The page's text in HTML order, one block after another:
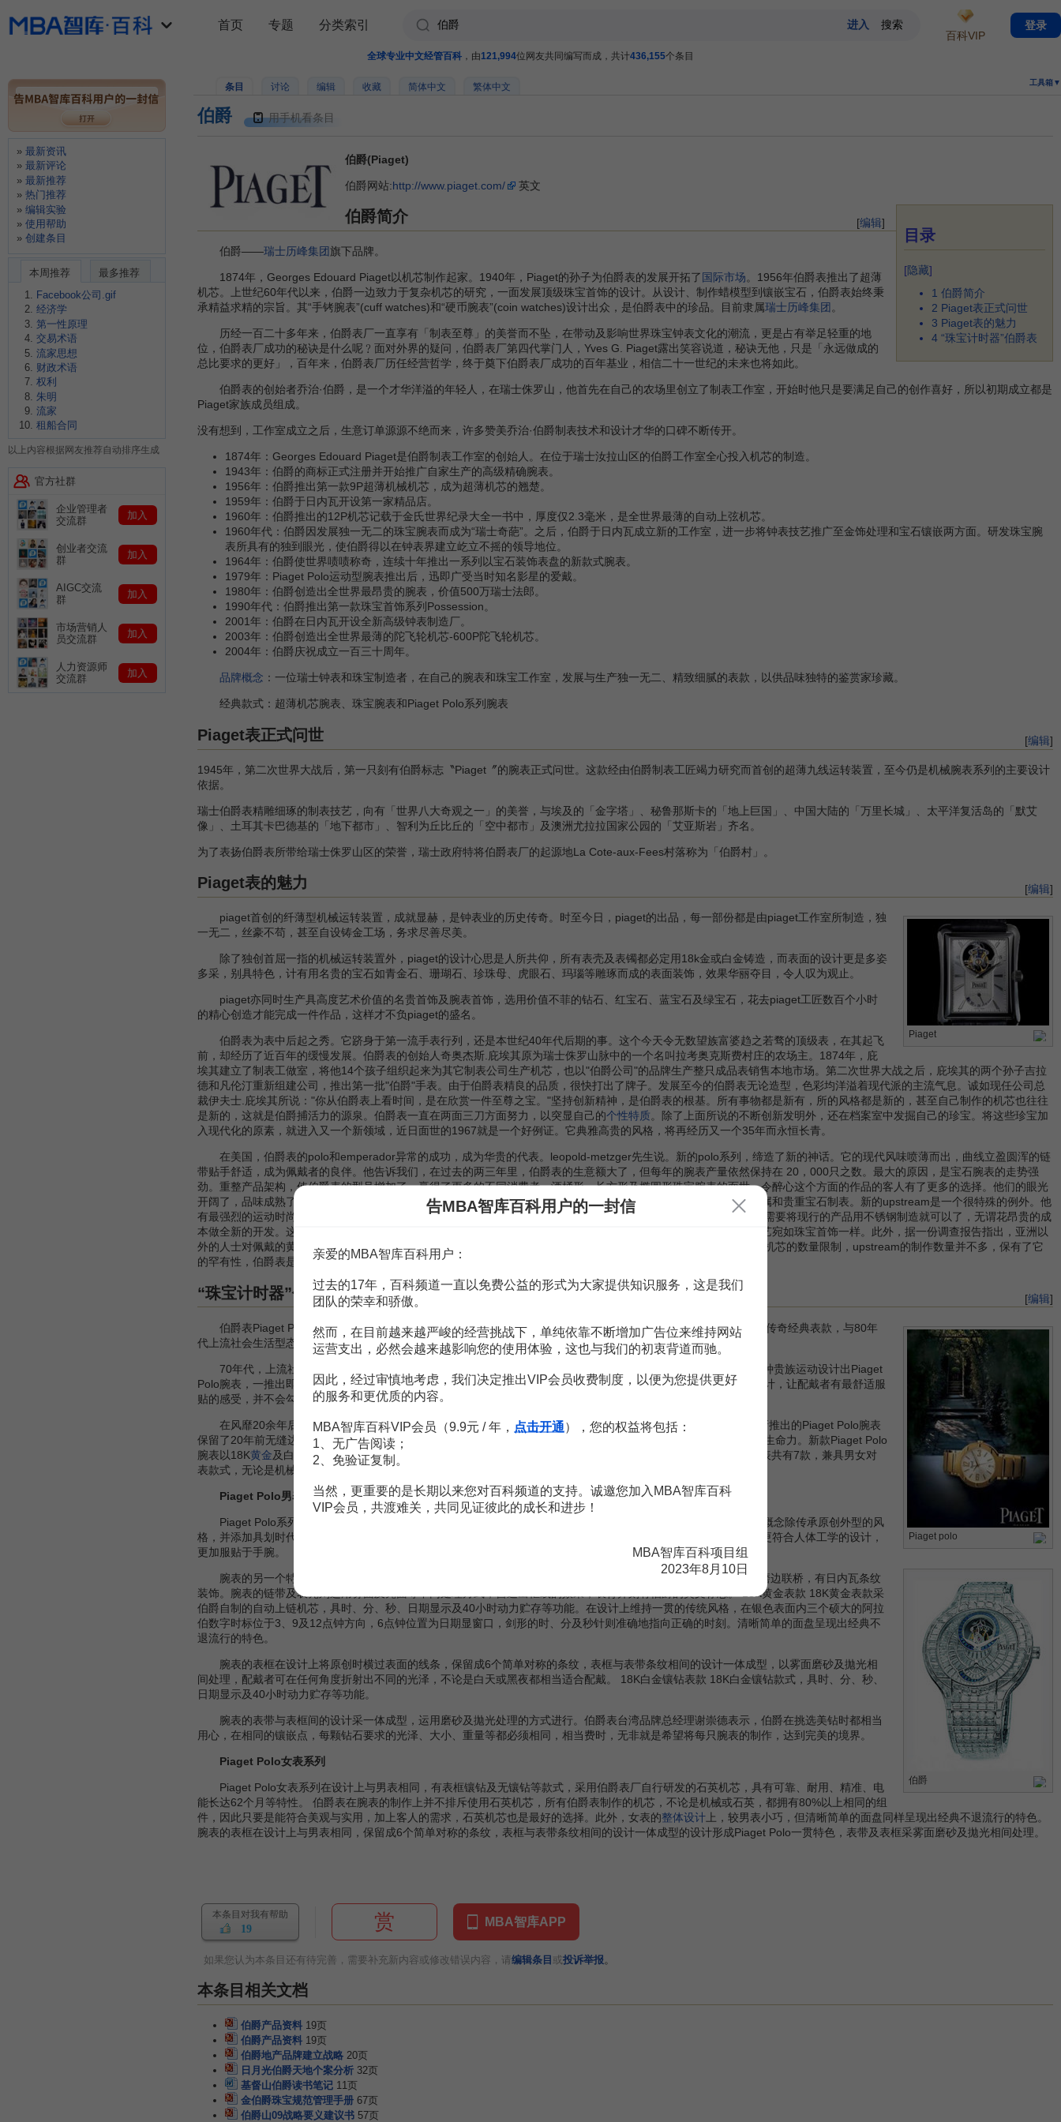
全球专业中文经管百科 ，由121,994位网友共同编写而成，共计436,155个条目
条目 讨论 编辑 收藏 简体中文 繁体中文 工具箱▼
伯爵 用手机看条目
伯爵(Piaget)
伯爵网站:http://www.piaget.com/ 英文
目录
[隐藏]
1 伯爵简介
2 Piaget表正式问世
3 Piaget表的魅力
4 “珠宝计时器”伯爵表
[编辑]
伯爵简介
伯爵——瑞士历峰集团旗下品牌。
1874年，Georges Edouard Piaget以机芯制作起家。1940年，Piaget的孙子为伯爵表的发展开拓了 国际市场。1956年伯爵表推出了超薄
机芯。上世纪60年代以来，伯爵一边致力于复杂机芯的研究，一面发展顶级珠宝首饰的设计。从设计、制作蜡模型到镶嵌宝石，伯爵表始终秉
承精益求精的宗旨。其“手铐腕表”(cuff watches)和“硬币腕表”(coin watches)设计出众，是伯爵表中的珍品。目前隶属瑞士历峰集团 。
历经一百二十多年来，伯爵表厂一直享有「制表至尊」的美誉而不坠，在带动及影响世界珠宝钟表文化的潮流，更是占有举足轻重的地
位，伯爵表厂成功的秘诀是什么呢﹖面对外界的疑问，伯爵表厂第四代掌门人，Yves G. Piaget露出笑容说道，秘诀无他，只是「永远做成的
总比要求的更好」，百年来，伯爵表厂历任经营哲学，终于奠下伯爵表厂成功的百年基业，相信二十一世纪的未来也将如此。
伯爵表的创始者乔治·伯爵，是一个才华洋溢的年轻人，在瑞士侏罗山，他首先在自己的农场里创立了制表工作室，开始时他只是要满足自己的创作喜好，所以初期成立都是
Piaget家族成员组成。
没有想到，工作室成立之后，生意订单源源不绝而来，许多赞美乔治·伯爵制表技术和设计才华的口碑不断传开。
1874年：Georges Edouard Piaget是伯爵制表工作室的创始人。在位于瑞士汝拉山区的伯爵工作室全心投入机芯的制造。
1943年：伯爵的商标正式注册并开始推广自家生产的高级精确腕表。
1956年：伯爵推出第一款9P超薄机械机芯，成为超薄机芯的翘楚。
1959年：伯爵于日内瓦开设第一家精品店。
1960年：伯爵推出的12P机芯记载于金氏世界纪录大全一书中，厚度仅2.3毫米，是全世界最薄的自动上弦机芯。
1960年代：伯爵因发展独一无二的珠宝腕表而成为“瑞士奇葩”。之后，伯爵于日内瓦成立新的工作室，进一步将钟表技艺推广至金饰处理和宝石镶嵌两方面。研发珠宝腕
表所具有的独到眼光，使伯爵得以在钟表界建立屹立不摇的领导地位。
1964年：伯爵使世界啧啧称奇，连续十年推出一系列以宝石装饰表盘的新款式腕表。
1979年：Piaget Polo运动型腕表推出后，迅即广受当时知名影星的爱戴。
1980年：伯爵创造出全世界最昂贵的腕表，价值500万瑞士法郎。
1990年代：伯爵推出第一款珠宝首饰系列Possession。
2001年：伯爵在日内瓦开设全新高级钟表制造厂。
2003年：伯爵创造出全世界最薄的陀飞轮机芯-600P陀飞轮机芯。
2004年：伯爵庆祝成立一百三十周年。
品牌概念 ：一位瑞士钟表和珠宝制造者，在自己的腕表和珠宝工作室，发展与生产独一无二、精致细腻的表款，以供品味独特的鉴赏家珍藏。
经典款式：超薄机芯腕表、珠宝腕表和Piaget Polo系列腕表
[编辑]
Piaget表正式问世
1945年，第二次世界大战后，第一只刻有伯爵标志〝Piaget〞的腕表正式问世。这款经由伯爵制表工匠竭力研究而首创的超薄九线运转装置，至今仍是机械腕表系列的主要设计
依据。
瑞士伯爵表精雕细琢的制表技艺，向有「世界八大奇观之一」的美誉，与埃及的「金字塔」、秘鲁那斯卡的「地上巨国」、中国大陆的「万里长城」、太平洋复活岛的「默艾
像」、土耳其卡巴德基的「地下都市」、智利为丘比丘的「空中都市」及澳洲尤拉拉国家公园的「艾亚斯岩」齐名。
为了表扬伯爵表所带给瑞士侏罗山区的荣誉，瑞士政府特将伯爵表厂的起源地La Cote-aux-Fees村落称为「伯爵村」。
[编辑]
Piaget表的魅力
Piaget
piaget首创的纤薄型机械运转装置，成就显赫，是钟表业的历史传奇。时至今日，piaget的出品，每一部份都是由piaget工作室所制造，独
一无二，丝豪不苟，甚至自设铸金工场，务求尽善尽美。
除了独创首屈一指的机械运转装置外，piaget的设计心思是人所共仰，所有表壳及表镯都必定用18k金或白金铸造，而表面的设计更是多姿
多采，别具特色，计有用名贵的宝石如青金石、珊瑚石、珍珠母、虎眼石、玛瑙等雕琢而成的表面装饰，效果华丽夺目，令人叹为观止。
piaget亦同时生产具高度艺术价值的名贵首饰及腕表首饰，选用价值不菲的钻石、红宝石、蓝宝石及绿宝石，花去piaget工匠数百个小时
的精心创造才能完成一件作品，这样才不负piaget的盛名。
伯爵表为表中后起之秀。它跻身于第一流手表行列，还是本世纪40年代后期的事。这个今天令无数望族富婆趋之若骛的顶级表，在其起飞
前，却经历了近百年的缓慢发展。伯爵表的创始人奇奥杰斯.庇埃其原为瑞士侏罗山脉中的一个名叫拉考奥克斯费村庄的农场主。1874年，庇
埃其建立了制表工做室，将他14个孩子组织起来为其它制表公司生产机芯，也以"伯爵公司"的品牌生产整只成品表销售本地市场。第二次世界大战之后，庇埃其的两个孙子吉拉
德和凡伦汀重新组建公司，推出第一批"伯爵"手表。由于伯爵表精良的品质，很快打出了牌子。发展至今的伯爵表无论造型，色彩均洋溢着现代派的主流气息。诚如现任公司总
裁伊夫士.庇埃其所说："你从伯爵表上看时间，是在欣赏一件至尊之宝。"坚持创新精神，是伯爵表的根基。所有事物都是新有，所的风格都是新的，甚至自己制作的机芯也往往
是新的，这就是伯爵捕活力的源泉。伯爵表一直在两面三刀方面努力，以突显自己的个性特质。除了上面所说的不断创新发明外，还在档案室中发掘自己的珍宝。将这些珍宝加
入现代化的原素，就进入又一个新领域，近日面世的1967就是一个好例证。它典雅高贵的风格，将再经历又一个35年而永恒长青。
在美国，伯爵表的polo和emperador异常的成功，成为华贵的代表。leopold-metzger先生说。新的polo系列，缔造了新的神话。它的现代风味喷薄而出，曲线立盈圆浑的链
带贴手舒适，成为佩戴者的良伴。他告诉我们，在过去的两三年里，伯爵表的生意额大了，但每年的腕表产量依然保持在 20，000只之数。最大的原因，是宝石腕表的走势强
劲。重整产品架构，使伯爵表的型号增加了，赢得了更多的不同消费者。酒桶形、长方形及椭圆形珠宝腕表的面世，令醉心这个方面的作品的客人有了更多的选择。他们的眼光
开阔了，品味成熟了，相应的培养也喜欢伯爵的癖好。伯爵表给自己订下的游戏规则没有改变，那就是坚持用贵重金属和贵重宝石制表。新的upstream是一个很特殊的例外。他
有最强烈的运动时尚个性，这样的道正是不锈钢所伏而为之的。upstream绝对不是入门价位的产品，否则，伯爵表只需要将现行的产品用不锈钢制造就可以了，无谓花昂贵的成
本做全新的开发。这是地球上独一无二的作品。它的链带构造匠心独运，一切至善至美。虽然是不锈钢，它采用的工艺宛如珠宝首饰一样。此外，据一份调查报告指出，亚洲以
外的人士对佩戴的黄金链带的腕表腕表有所抗拒。同样高贵的upstream，正好迎合了这种要求。而且，因为自行生产机芯的数量限制，upstream的制作数量并不多，保有了它
的罕有性，伯爵表是内地华人最喜欢的两三个品牌之一。
[编辑]
“珠宝计时器”伯爵表
Piaget polo
伯爵
伯爵表Piaget Polo1979年面世以来，一直是全球各地追求品味的人仕极想拥有的藏品。该表款之所以能成为当代传奇经典表款，与80年
代上流社会生活型态的改变有关。
70年代，上流社会盛行一股马球运动流行风潮，多数有品味的贵族都参与马球运动的竞赛，因此伯爵表厂专为这种贵族运动设计出Piaget
Polo腕表，一推出即深受推崇与爱戴。 腕表最初的创作理念具多种特色，包括一体成型的设计坚固耐用；符合手腕设计，让配戴者有最舒适服
贴的感受，并不会勾到衣物；亮面及雾面相间的设计；维持顶级的设计品味等。
在风靡20余年后，新一代Piaget Polo以崭新的面貌让世人重新体验80年代经典传奇与现代风华带来的震撼。 全新推出的Piaget Polo腕表
保留了20年前无缝边一体成型的设计，兼备了Piaget Polo的精要，并添加时尚新元素，呈现出古典与创新兼具的全新生命力。新款Piaget Polo
腕表以18K黄金及白金精铸，备有钻石款式及伯爵特有、自行研发的机芯，展现绝佳设计品味。全系列Piaget Polo腕表共有7款，兼具男女对
表款式，无论是机械或石英机芯，都融合了休闲与华贵的精髓，为崭新的时代奠定时尚简约与华贵优雅的格调。
Piaget Polo男表系列
Piaget Polo系列为时尚经典的表款，经重新诠释后，为深具时尚品味与酷爱优闲生活的人仕所做。它主要设计的概念除传承原创外型的风
格，并添加具划时代演绎的含意；独创圆形表壳特色忠于原创精神及新款式兼具男女表款等特点，同时腕表的设计也更符合人体工学的设计，
更加服贴于手腕。
腕表的另一个特色为机芯采11法分口径，震频每小时达21,600次，并以5个方位校正，可快速上链，运用磨光及磨边联桥，有日内瓦条纹
装饰。腕表的链带及表壳则运用雾面及亮面等不同处理方式，营造出框线的效果，表背并刻有伯爵的英文标志。 18K黄金表款 18K黄金表款采
伯爵自制的自动上链机芯，具时、分、秒、日期显示及40小时动力贮存等功能。在设计上维持一贯的传统风格，在银色表面内三个硕大的阿拉
伯数字时标位于3、9及12点钟方向，6点钟位置为日期显窗口，剑形的时、分及秒针则准确地指向正确的时刻。清晰简单的面盘呈现出经典不
退流行的特色。
腕表的表框在设计上将原创时横过表面的线条，保留成6个简单对称的条纹，表框与表带条纹相间的设计一体成型，以雾面磨砂及拋光相
间处理，配戴者可在任何角度折射出不同的光泽，不论是白天或黑夜都相当适合配戴。 18K白金镶钻表款 18K白金镶钻款式，具时、分、秒、
日期显示及40小时动力贮存等功能。
腕表的表带与表框间的设计采一体成型，运用磨砂及拋光处理的方式进行。伯爵表台湾品牌总经理谢崇德表示，伯爵在挑选美钻时都相当
用心，在相同的镶嵌点，每颗钻石要求的光泽、大小、重量等都必须相同，相当费时，无非就是希望将每只腕表的制作，达到完美的境界。
Piaget Polo女表系列
Piaget Polo女表系列在设计上与男表相同，有表框镶钻及无镶钻等款式，采用伯爵表厂自行研发的石英机芯，具有可靠、耐用、精准、电
能长达62个月等特性。 伯爵表在腕表的制作上并不排斥使用石英机芯，所有伯爵表制作的机芯，不论是机械或石英，都拥有80%以上相同的组
件，因此只要是能符合美观与实用，加上客人的需求，石英机芯也是最好的选择。此外，女表的整体设计 上，较男表小巧，但清晰简单的面盘同样呈现出经典不退流行的特色。
腕表的表框在设计上与男表相同，保留成6个简单对称的条纹，表框与表带条纹相间的设计一体成型的设计形成Piaget Polo一贯特色，表带及表框采雾面磨砂及拋光相间处理。
本条目对我有帮助
19 赏 MBA智库APP
如果您认为本条目还有待完善，需要补充新内容或修改错误内容，请 编辑条目 或投诉举报。
本条目相关文档
伯爵产品资料 19页
伯爵产品资料 19页
伯爵地产品牌建立战略 20页
日月光伯爵天地个案分析 32页
基督山伯爵读书笔记 11页
金伯爵珠宝规范管理手册 67页
伯爵山09战略要义建议书 57页
首页 专题 分类索引
百科VIP
登录
最新资讯
最新评论
最新推荐
热门推荐
编辑实验
使用帮助
创建条目
本周推荐
最多推荐
Facebook公司.gif
经济学
第一性原理
交易术语
流家思想
财政术语
权利
朱明
流家
租船合同
以上内容根据网友推荐自动排序生成
官方社群
企业管理者
交流群
加入
创业者交流
群
加入
AIGC交流
群
加入
市场营销人
员交流群
加入
人力资源师
交流群
加入
告MBA智库百科用户的一封信
亲爱的MBA智库百科用户：
过去的17年，百科频道一直以免费公益的形式为大家提供知识服务，这是我们
团队的荣幸和骄傲。
然而，在目前越来越严峻的经营挑战下，单纯依靠不断增加广告位来维持网站
运营支出，必然会越来越影响您的使用体验，这也与我们的初衷背道而驰。
因此，经过审慎地考虑，我们决定推出VIP会员收费制度，以便为您提供更好
的服务和更优质的内容。
MBA智库百科VIP会员（9.9元 / 年， 点击开通），您的权益将包括：
1、无广告阅读；
2、免验证复制。
当然，更重要的是长期以来您对百科频道的支持。诚邀您加入MBA智库百科
VIP会员，共渡难关，共同见证彼此的成长和进步！
MBA智库百科项目组
2023年8月10日